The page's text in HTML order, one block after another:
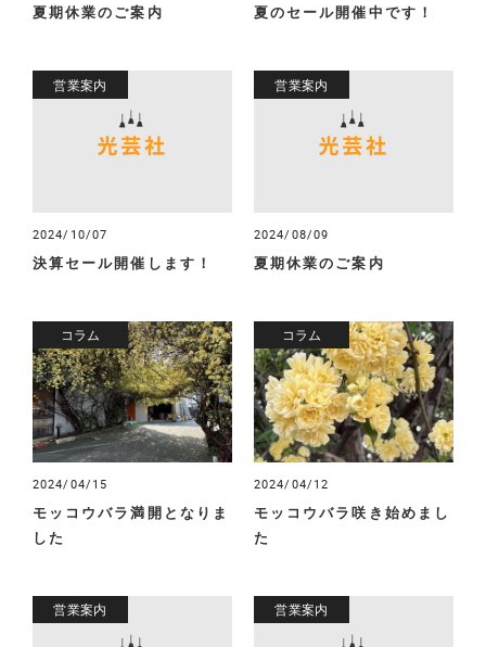
夏期休業のご案内 夏のセール開催中です！
営業案内
2024/10/07
決算セール開催します！
営業案内
2024/08/09
夏期休業のご案内
コラム
2024/04/15
モッコウバラ満開となりま
した
コラム
2024/04/12
モッコウバラ咲き始めまし
た
営業案内 営業案内